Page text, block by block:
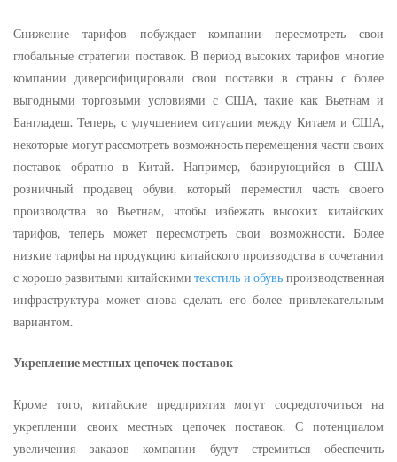
Снижение тарифов побуждает компании пересмотреть свои
глобальные стратегии поставок. В период высоких тарифов многие
компании диверсифицировали свои поставки в страны с более
выгодными торговыми условиями с США, такие как Вьетнам и
Бангладеш. Теперь, с улучшением ситуации между Китаем и США,
некоторые могут рассмотреть возможность перемещения части своих
поставок обратно в Китай. Например, базирующийся в США
розничный продавец обуви, который переместил часть своего
производства во Вьетнам, чтобы избежать высоких китайских
тарифов, теперь может пересмотреть свои возможности. Более
низкие тарифы на продукцию китайского производства в сочетании
с хорошо развитыми китайскимитекстиль и обувь производственная
инфраструктура может снова сделать его более привлекательным
вариантом.
Укрепление местных цепочек поставок
Кроме того, китайские предприятия могут сосредоточиться на
укреплении своих местных цепочек поставок. С потенциалом
увеличения заказов компании будут стремиться обеспечить